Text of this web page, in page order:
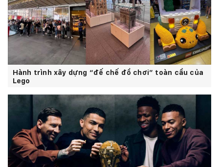
Hành trình xây dựng “đế chế đồ chơi” toàn cầu của
Lego